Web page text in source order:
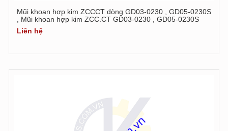
Mũi khoan hợp kim ZCCCT dòng GD03-0230 , GD05-0230S
, Mũi khoan hợp kim ZCC.CT GD03-0230 , GD05-0230S
Liên hệ